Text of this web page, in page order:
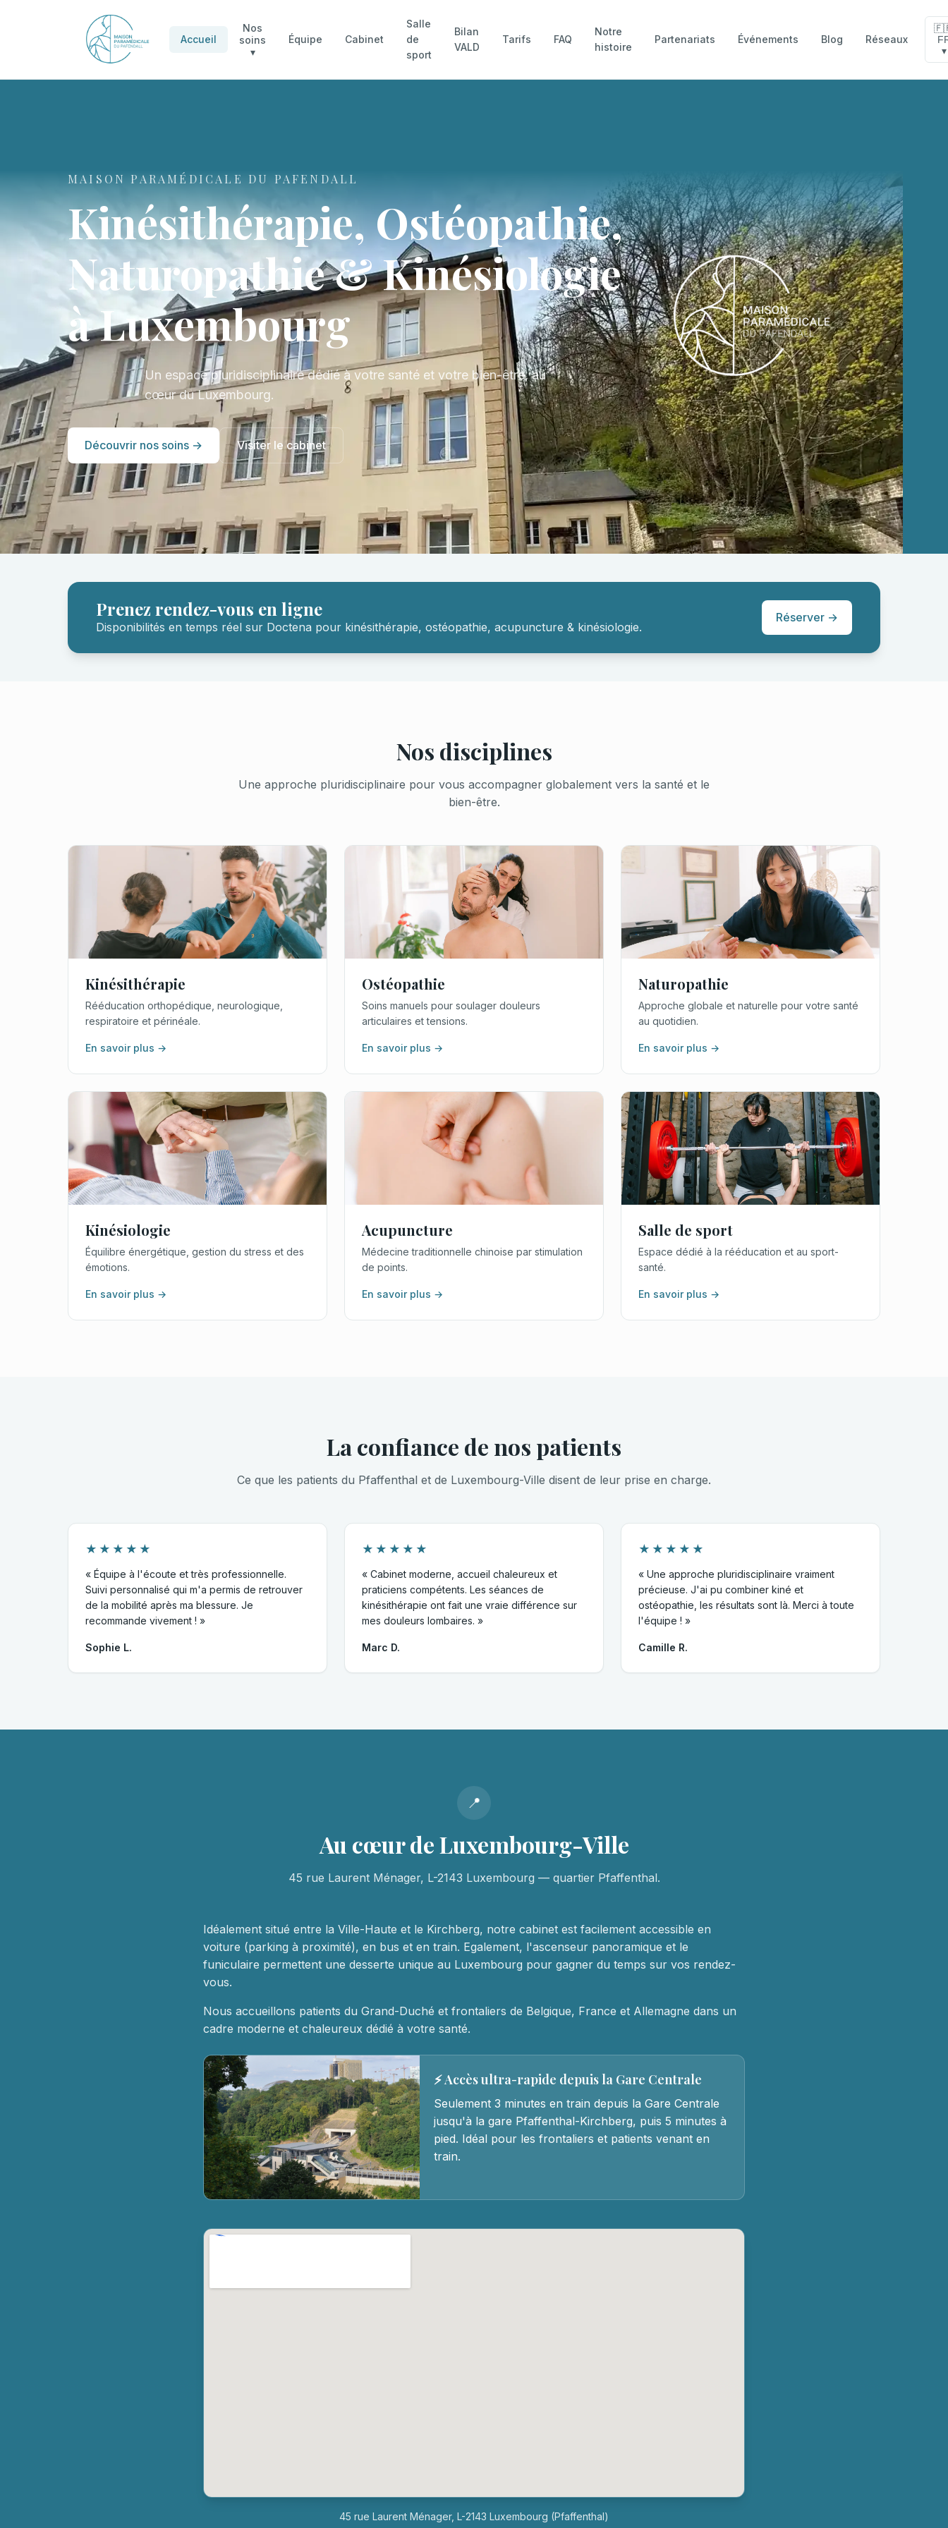
Accueil
Nos
soins
▾
Équipe Cabinet
Salle
de
sport
Bilan
VALD
Tarifs FAQ
Notre
histoire
Partenariats Événements Blog Réseaux
▾
MAISON PARAMÉDICALE DU PAFENDALL
Kinésithérapie, Ostéopathie,
Naturopathie & Kinésiologie
à Luxembourg
Un espace pluridisciplinaire dédié à votre santé et votre bien-être, au
cœur du Luxembourg.
Découvrir nos soins → Visiter le cabinet
Prenez rendez-vous en ligne
Disponibilités en temps réel sur Doctena pour kinésithérapie, ostéopathie, acupuncture & kinésiologie.
Réserver →
Nos disciplines
Une approche pluridisciplinaire pour vous accompagner globalement vers la santé et le
bien-être.
Kinésithérapie
Rééducation orthopédique, neurologique,
respiratoire et périnéale.
En savoir plus →
Ostéopathie
Soins manuels pour soulager douleurs
articulaires et tensions.
En savoir plus →
Naturopathie
Approche globale et naturelle pour votre santé
au quotidien.
En savoir plus →
Kinésiologie
Équilibre énergétique, gestion du stress et des
émotions.
En savoir plus →
Acupuncture
Médecine traditionnelle chinoise par stimulation
de points.
En savoir plus →
Salle de sport
Espace dédié à la rééducation et au sport-
santé.
En savoir plus →
La confiance de nos patients
Ce que les patients du Pfaffenthal et de Luxembourg-Ville disent de leur prise en charge.
★★★★★
« Équipe à l'écoute et très professionnelle.
Suivi personnalisé qui m'a permis de retrouver
de la mobilité après ma blessure. Je
recommande vivement ! »
Sophie L.
★★★★★
« Cabinet moderne, accueil chaleureux et
praticiens compétents. Les séances de
kinésithérapie ont fait une vraie différence sur
mes douleurs lombaires. »
Marc D.
★★★★★
« Une approche pluridisciplinaire vraiment
précieuse. J'ai pu combiner kiné et
ostéopathie, les résultats sont là. Merci à toute
l'équipe ! »
Camille R.
📍
Au cœur de Luxembourg-Ville
45 rue Laurent Ménager, L-2143 Luxembourg — quartier Pfaffenthal.
Idéalement situé entre la Ville-Haute et le Kirchberg, notre cabinet est facilement accessible en
voiture (parking à proximité), en bus et en train. Egalement, l'ascenseur panoramique et le
funiculaire permettent une desserte unique au Luxembourg pour gagner du temps sur vos rendez-
vous.
Nous accueillons patients du Grand-Duché et frontaliers de Belgique, France et Allemagne dans un
cadre moderne et chaleureux dédié à votre santé.
⚡ Accès ultra-rapide depuis la Gare Centrale
Seulement 3 minutes en train depuis la Gare Centrale
jusqu'à la gare Pfaffenthal-Kirchberg, puis 5 minutes à
pied. Idéal pour les frontaliers et patients venant en
train.
45 rue Laurent Ménager, L-2143 Luxembourg (Pfaffenthal)